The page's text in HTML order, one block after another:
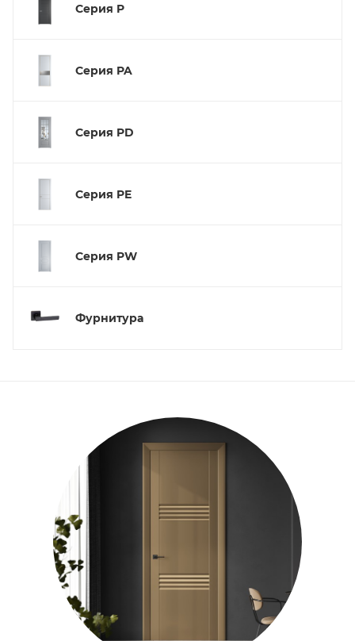
Серия P
Серия PA
Серия PD
Серия PE
Серия PW
Фурнитура